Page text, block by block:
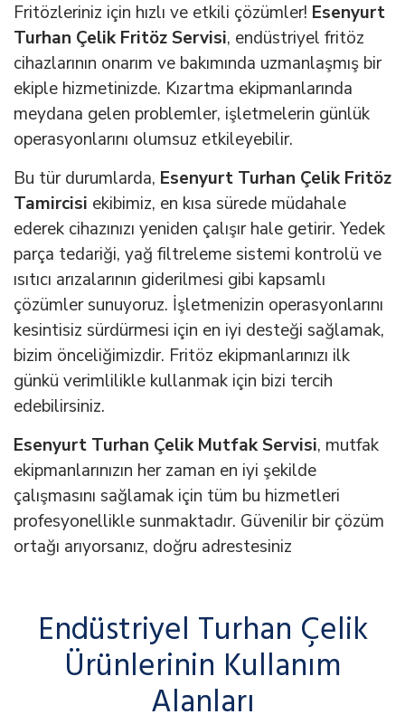
Fritözleriniz için hızlı ve etkili çözümler! Esenyurt
Turhan Çelik Fritöz Servisi, endüstriyel fritöz
cihazlarının onarım ve bakımında uzmanlaşmış bir
ekiple hizmetinizde. Kızartma ekipmanlarında
meydana gelen problemler, işletmelerin günlük
operasyonlarını olumsuz etkileyebilir.
Bu tür durumlarda, Esenyurt Turhan Çelik Fritöz
Tamircisi ekibimiz, en kısa sürede müdahale
ederek cihazınızı yeniden çalışır hale getirir. Yedek
parça tedariği, yağ filtreleme sistemi kontrolü ve
ısıtıcı arızalarının giderilmesi gibi kapsamlı
çözümler sunuyoruz. İşletmenizin operasyonlarını
kesintisiz sürdürmesi için en iyi desteği sağlamak,
bizim önceliğimizdir. Fritöz ekipmanlarınızı ilk
günkü verimlilikle kullanmak için bizi tercih
edebilirsiniz.
Esenyurt Turhan Çelik Mutfak Servisi, mutfak
ekipmanlarınızın her zaman en iyi şekilde
çalışmasını sağlamak için tüm bu hizmetleri
profesyonellikle sunmaktadır. Güvenilir bir çözüm
ortağı arıyorsanız, doğru adrestesiniz
Endüstriyel Turhan Çelik
Ürünlerinin Kullanım
Alanları